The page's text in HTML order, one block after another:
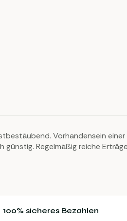
Vorhandensein
Regelmäßig reiche
100% sicheres Bezahlen